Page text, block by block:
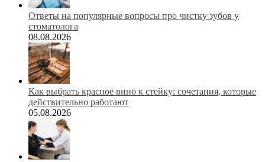
Ответы на популярные вопросы про чистку зубов у
стоматолога
08.08.2026
Как выбрать красное вино к стейку: сочетания, которые
действительно работают
05.08.2026